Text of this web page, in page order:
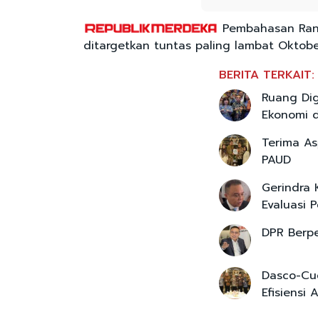
Pembahasan
ditargetkan tuntas paling lambat
BERITA TERKAIT:
Ruang
Ekonomi
Terima
PAUD
Gerindra
Evaluasi
DPR
Dasco-
Efisiensi